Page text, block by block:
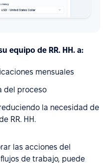
equipo de RR. HH. a:
mensuales
del proceso
la necesidad de
RR. HH.
las acciones del
de trabajo, puede